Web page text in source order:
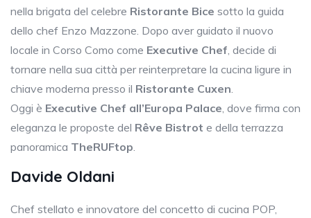
nella brigata del celebre Ristorante Bice sotto la guida
dello chef Enzo Mazzone. Dopo aver guidato il nuovo
locale in Corso Como come Executive Chef, decide di
tornare nella sua città per reinterpretare la cucina ligure in
chiave moderna presso il Ristorante Cuxen.
Oggi è Executive Chef all’Europa Palace, dove firma con
eleganza le proposte del Rêve Bistrot e della terrazza
panoramica TheRUFtop.
Davide Oldani
Chef stellato e innovatore del concetto di cucina POP,